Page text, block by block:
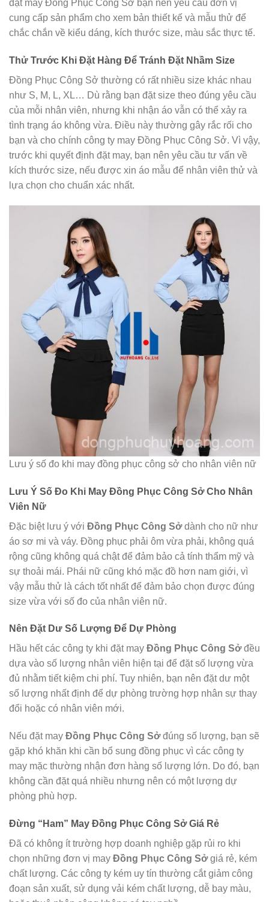
đặt may Đồng Phục Công Sở bạn nên yêu cầu đơn vị
cung cấp sản phẩm cho xem bản thiết kế và mẫu thử để
chắc chắn về kiểu dáng, kích thước size, màu sắc thực tế.
Thử Trước Khi Đặt Hàng Để Tránh Đặt Nhầm Size
Đồng Phục Công Sở thường có rất nhiều size khác nhau
như S, M, L, XL… Dù rằng bạn đặt size theo đúng yêu cầu
của mỗi nhân viên, nhưng khi nhận áo vẫn có thể xảy ra
tình trạng áo không vừa. Điều này thường gây rắc rối cho
bạn và cho chính công ty may Đồng Phục Công Sở. Vì vậy,
trước khi quyết định đặt may, bạn nên yêu cầu tư vấn về
kích thước size, nếu được xin áo mẫu để nhân viên thử và
lựa chọn cho chuẩn xác nhất.
Lưu ý số đo khi may đồng phục công sở cho nhân viên nữ
Lưu Ý Số Đo Khi May Đồng Phục Công Sở Cho Nhân
Viên Nữ
Đặc biệt lưu ý với Đồng Phục Công Sởdành cho nữ như
áo sơ mi và váy. Đồng phục phải ôm vừa phải, không quá
rộng cũng không quá chật để đảm bảo cả tính thẩm mỹ và
sự thoải mái. Phái nữ cũng khó mặc đồ hơn nam giới, vì
vậy mẫu thử là cách tốt nhất để đảm bảo chọn được đúng
size vừa với số đo của nhân viên nữ.
Nên Đặt Dư Số Lượng Để Dự Phòng
Hầu hết các công ty khi đặt may Đồng Phục Công Sởđều
dựa vào số lượng nhân viên hiện tại để đặt số lượng vừa
đủ nhằm tiết kiệm chi phí. Tuy nhiên, bạn nên đặt dư một
số lượng nhất định để dự phòng trường hợp nhân sự thay
đổi hoặc có nhân viên mới.
Nếu đặt may Đồng Phục Công Sởđúng số lượng, bạn sẽ
gặp khó khăn khi cần bổ sung đồng phục vì các công ty
may mặc thường nhận đơn hàng số lượng lớn. Do đó, bạn
không cần đặt quá nhiều nhưng nên có một lượng dự
phòng phù hợp.
Đừng “Ham” May Đồng Phục Công Sở Giá Rẻ
Đã có không ít trường hợp doanh nghiệp gặp rủi ro khi
chọn những đơn vị may Đồng Phục Công Sởgiá rẻ, kém
chất lượng. Các công ty kém uy tín thường cắt giảm công
đoạn sản xuất, sử dụng vải kém chất lượng, dễ bay màu,